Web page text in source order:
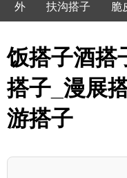
外
扶沟搭子 脆
饭搭子酒搭
搭子_漫展
游搭子